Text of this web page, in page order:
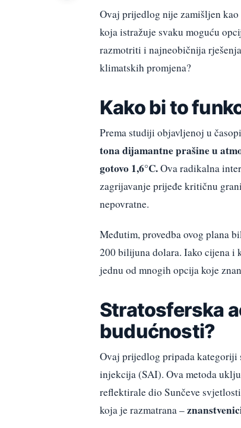
Ovaj prijedlog nije zamišljen
koja istražuje svaku moguću
razmotriti i najneobičnija
klimatskih promjena?
Kako bi to
Prema studiji objavljenoj u
tona dijamantne prašine u
gotovo 1,6°C.Ova radikalna
zagrijavanje prijeđe kritičnu
nepovratne.
Međutim, provedba ovog plana
200 bilijuna dolara. Iako cijena i
jednu od mnogih opcija koje
Stratosferska
budućnosti?
Ovaj prijedlog pripada kategoriji
injekcija (SAI). Ova metoda
reflektirale dio Sunčeve
koja je razmatrana –